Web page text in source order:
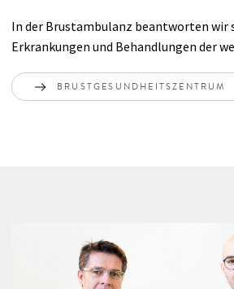
In der Brustambulanz beantworten wir
Erkrankungen und Behandlungen der
BRUSTGESUNDHEITSZENTRUM